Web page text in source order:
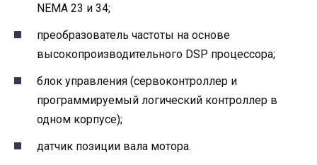
NEMA 23 и 34;
преобразователь частоты на основе
высокопроизводительного DSP процессора;
блок управления (сервоконтроллер и
программируемый логический контроллер в
одном корпусе);
датчик позиции вала мотора.